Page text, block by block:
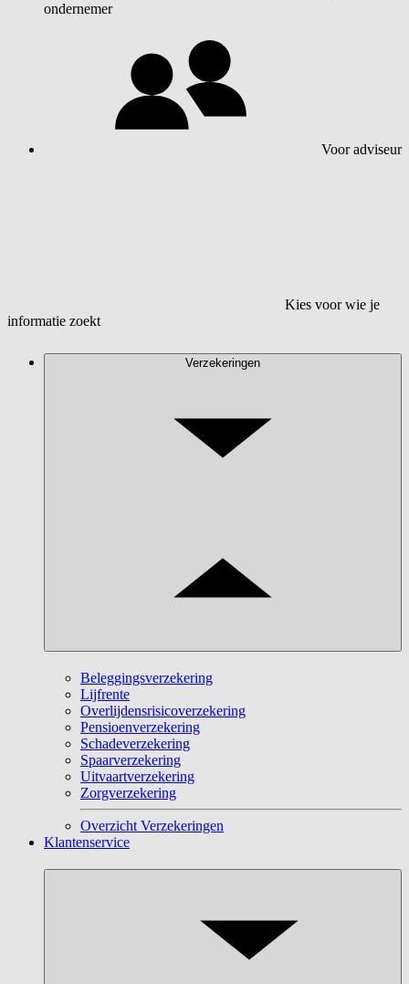
ondernemer
Voor adviseur
Kies voor wie je
informatie zoekt
Verzekeringen
Beleggingsverzekering
Lijfrente
Overlijdensrisicoverzekering
Pensioenverzekering
Schadeverzekering
Spaarverzekering
Uitvaartverzekering
Zorgverzekering
Overzicht Verzekeringen
Klantenservice